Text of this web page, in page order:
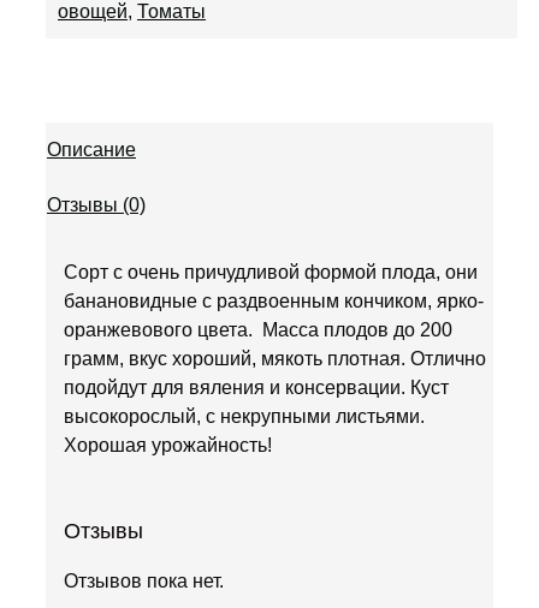
овощей, Томаты
Описание
Отзывы (0)
Сорт с очень причудливой формой плода, они
банановидные с раздвоенным кончиком, ярко-
оранжевового цвета. Масса плодов до 200
грамм, вкус хороший, мякоть плотная. Отлично
подойдут для вяления и консервации. Куст
высокорослый, с некрупными листьями.
Хорошая урожайность!
Отзывы
Отзывов пока нет.